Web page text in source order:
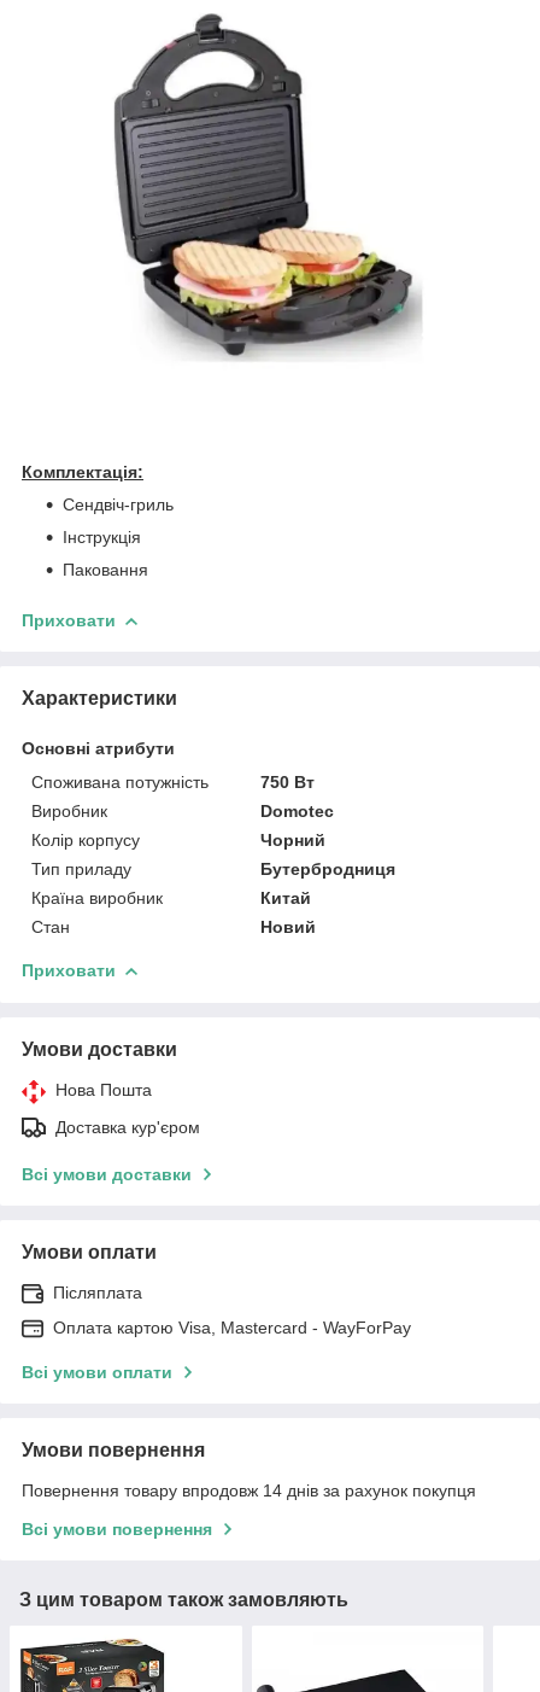
Комплектація:
Сендвіч-гриль
Інструкція
Паковання
Приховати
Характеристики
Основні атрибути
Споживана потужність
750 Вт
Виробник
Domotec
Колір корпусу
Чорний
Тип приладу
Бутербродниця
Країна виробник
Китай
Стан
Новий
Приховати
Умови доставки
Нова Пошта
Доставка кур'єром
Всі умови доставки
Умови оплати
Післяплата
Оплата картою Visa, Mastercard - WayForPay
Всі умови оплати
Умови повернення
Повернення товару впродовж 14 днів за рахунок покупця
Всі умови повернення
З цим товаром також замовляють